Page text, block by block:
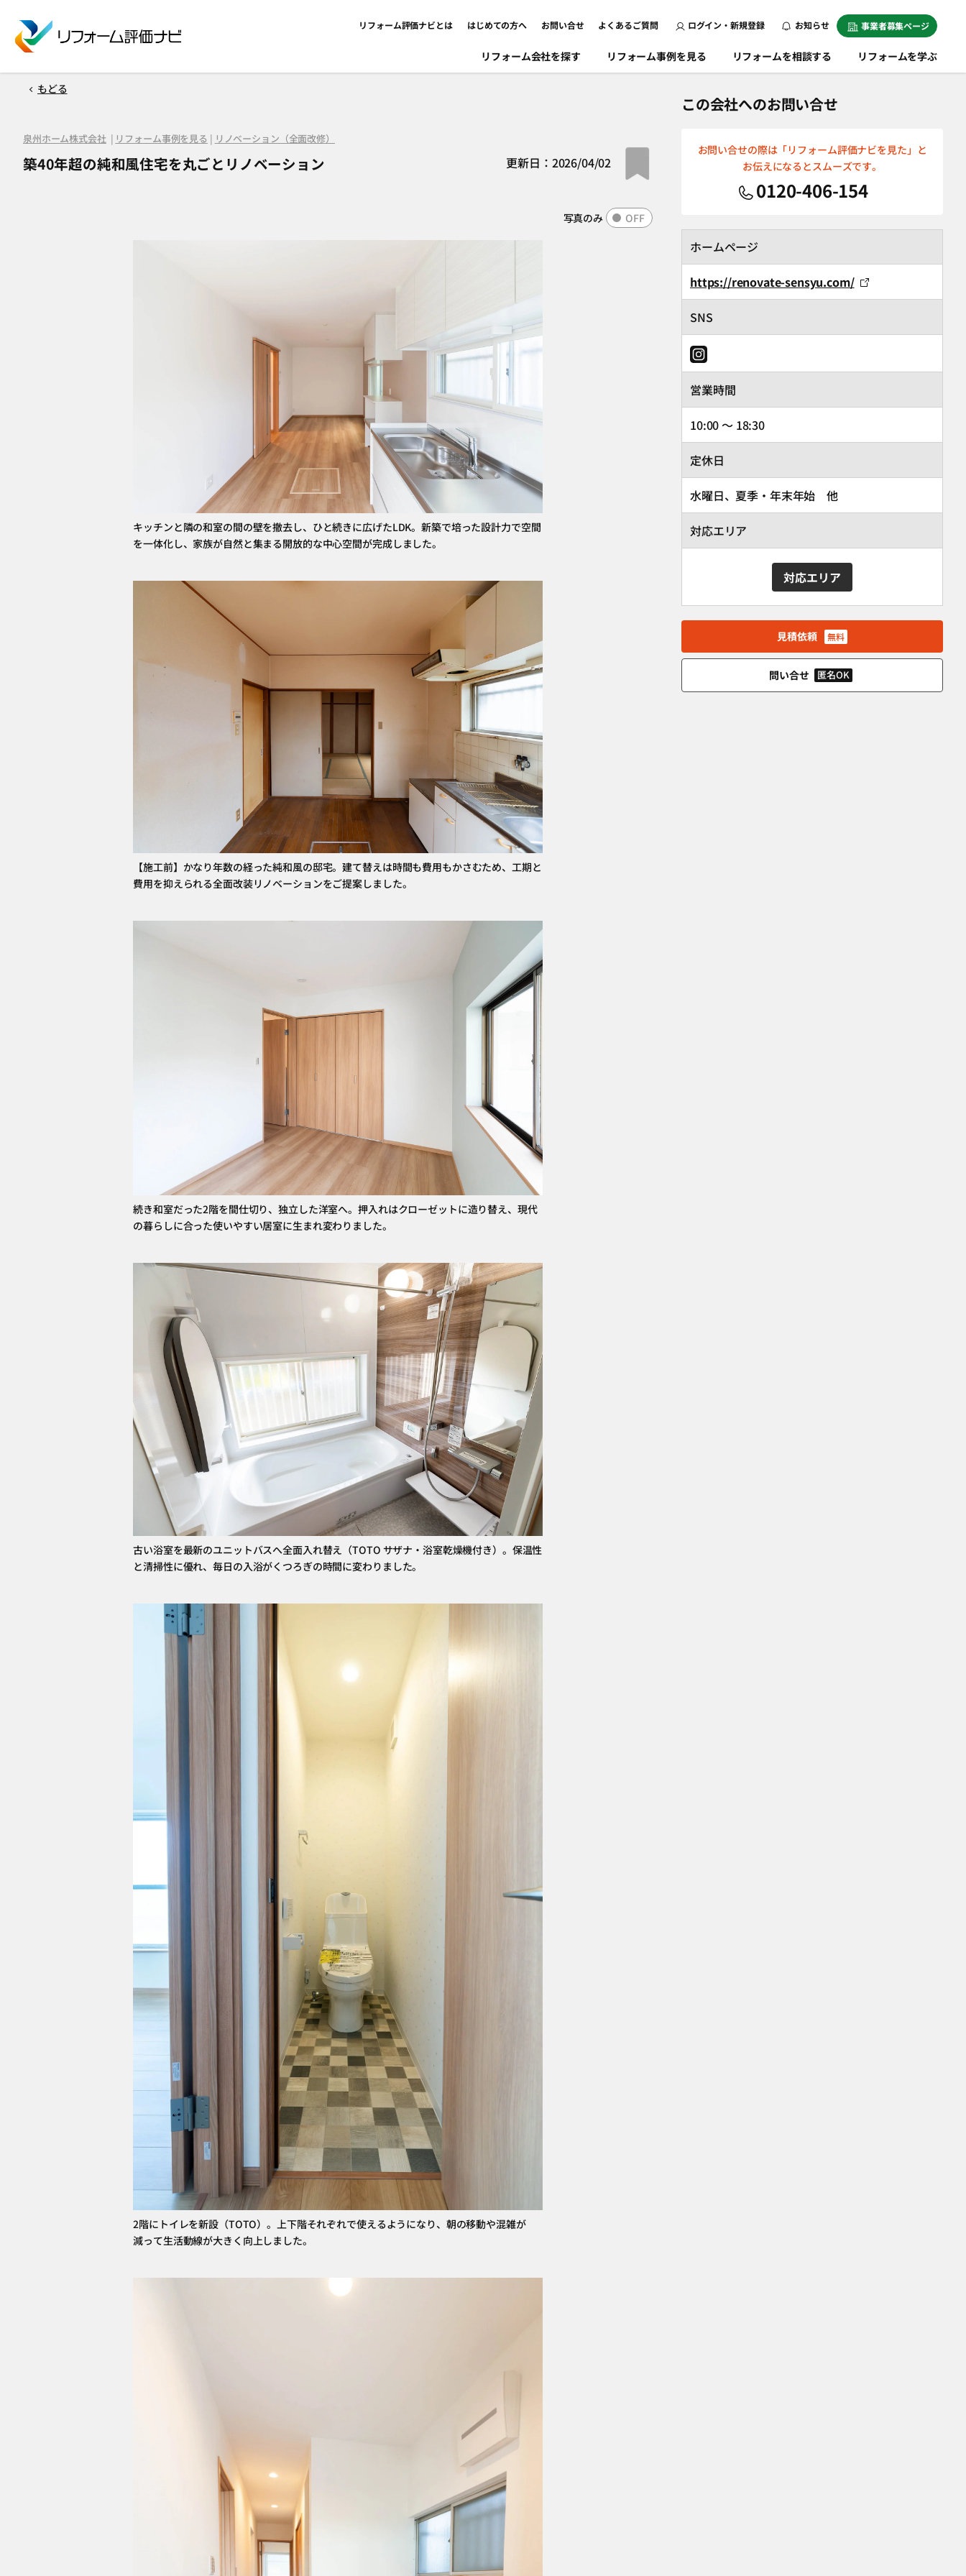
リフォーム評価ナビとは はじめての方へ お問い合せ よくあるご質問 ログイン・新規登録 お知らせ 事業者募集ページ
リフォーム会社を探す リフォーム事例を見る リフォームを相談する リフォームを学ぶ
もどる
更新日：2026/04/02
泉州ホーム株式会社| リフォーム事例を見る | リノベーション（全面改修）
築40年超の純和風住宅を丸ごとリノベーション
写真のみ OFF
キッチンと隣の和室の間の壁を撤去し、ひと続きに広げたLDK。新築で培った設計力で空間
を一体化し、家族が自然と集まる開放的な中心空間が完成しました。
【施工前】かなり年数の経った純和風の邸宅。建て替えは時間も費用もかさむため、工期と
費用を抑えられる全面改装リノベーションをご提案しました。
続き和室だった2階を間仕切り、独立した洋室へ。押入れはクローゼットに造り替え、現代
の暮らしに合った使いやすい居室に生まれ変わりました。
古い浴室を最新のユニットバスへ全面入れ替え（TOTO サザナ・浴室乾燥機付き）。保温性
と清掃性に優れ、毎日の入浴がくつろぎの時間に変わりました。
2階にトイレを新設（TOTO）。上下階それぞれで使えるようになり、朝の移動や混雑が
減って生活動線が大きく向上しました。
この会社へのお問い合せ
お問い合せの際は「リフォーム評価ナビを見た」と
お伝えになるとスムーズです。
0120-406-154
ホームページ
https://renovate-sensyu.com/
SNS
営業時間
10:00 ～ 18:30
定休日
水曜日、夏季・年末年始 他
対応エリア
対応エリア
見積依頼 無料
問い合せ 匿名OK